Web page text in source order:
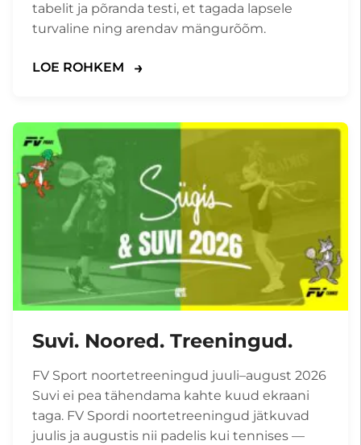
tabelit ja põranda testi, et tagada lapsele
turvaline ning arendav mängurõõm.
LOE ROHKEM
Suvi. Noored. Treeningud.
FV Sport noortetreeningud juuli–august 2026
Suvi ei pea tähendama kahte kuud ekraani
taga. FV Spordi noortetreeningud jätkuvad
juulis ja augustis nii padelis kui tennises —